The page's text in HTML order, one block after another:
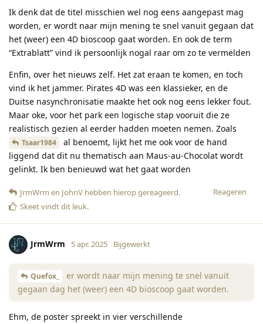
Ik denk dat de titel misschien wel nog eens aangepast mag
worden, er wordt naar mijn mening te snel vanuit gegaan dat
het (weer) een 4D bioscoop gaat worden. En ook de term
“Extrablatt” vind ik persoonlijk nogal raar om zo te vermelden
Enfin, over het nieuws zelf. Het zat eraan te komen, en toch
vind ik het jammer. Pirates 4D was een klassieker, en de
Duitse nasynchronisatie maakte het ook nog eens lekker fout.
Maar oke, voor het park een logische stap vooruit die ze
realistisch gezien al eerder hadden moeten nemen. Zoals
Tsaar1984
al benoemt, lijkt het me ook voor de hand
liggend dat dit nu thematisch aan Maus-au-Chocolat wordt
gelinkt. Ik ben benieuwd wat het gaat worden
Reageren
JrmWrm en JohnV hebben hierop gereageerd.
Skeetvindt dit leuk.
JrmWrm 5 apr. 2025 Bijgewerkt
Quefox_
er wordt naar mijn mening te snel vanuit
gegaan dag het (weer) een 4D bioscoop gaat worden.
Ehm, de poster spreekt in vier verschillende